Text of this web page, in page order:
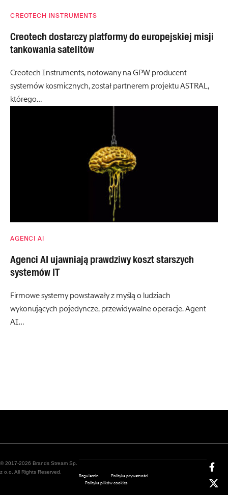
CREOTECH INSTRUMENTS
Creotech dostarczy platformy do europejskiej misji
tankowania satelitów
Creotech Instruments, notowany na GPW producent
systemów kosmicznych, został partnerem projektu ASTRAL,
którego…
AGENCI AI
Agenci AI ujawniają prawdziwy koszt starszych
systemów IT
Firmowe systemy powstawały z myślą o ludziach
wykonujących pojedyncze, przewidywalne operacje. Agent
AI…
© 2017-2026 Brands Stream Sp.
z o.o. All Rights Reserved.
Regulamin
Polityka prywatności
Polityka plików cookies